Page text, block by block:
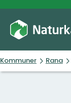
Kommuner Rana